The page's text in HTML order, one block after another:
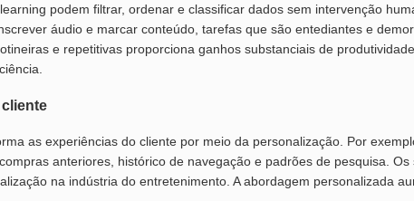
podem filtrar, ordenar e classificar dados sem intervenção
áudio e marcar conteúdo, tarefas que são entediantes e
e repetitivas proporciona ganhos substanciais de
as experiências do cliente por meio da personalização. Por
anteriores, histórico de navegação e padrões de pesquisa.
na indústria do entretenimento. A abordagem personalizada